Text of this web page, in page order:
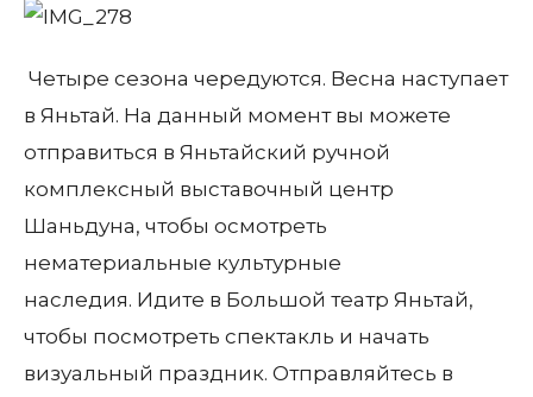
Четыре сезона чередуются. Весна наступает
в Яньтай. На данный момент вы можете
отправиться в Яньтайский ручной
комплексный выставочный центр
Шаньдуна, чтобы осмотреть
нематериальные культурные
наследия. Идите в Большой театр Яньтай,
чтобы посмотреть спектакль и начать
визуальный праздник. Отправляйтесь в